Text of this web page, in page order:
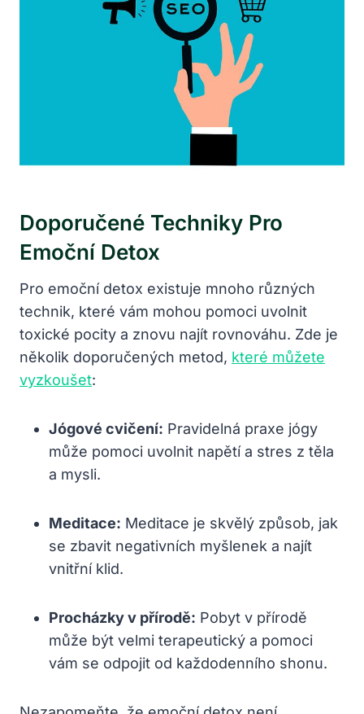
Doporučené Techniky Pro
Emoční Detox
Pro emoční detox ​existuje mnoho různých
technik, které vám mohou pomoci uvolnit
toxické pocity a ​znovu najít ⁤rovnováhu. Zde ‍je
několik doporučených metod, které můžete
vyzkoušet:
Jógové cvičení: Pravidelná praxe‍ jógy
může pomoci ⁢uvolnit napětí a​ stres z těla
a mysli.
Meditace: Meditace je skvělý způsob, jak⁤
se zbavit negativních myšlenek a najít
vnitřní klid.
Procházky‌ v přírodě: Pobyt v přírodě
může být velmi terapeutický a pomoci
vám se odpojit od každodenního​ shonu.